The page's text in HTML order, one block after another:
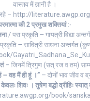
वास्तव में ज्ञानी है ।
रहे – http://
की 2 प्रमुख शक्तियां:-
/ परा प्रकृति – गायत्री विद्या
– सावित्री साधना अन्तर्गत
– जिनमें त्रिगुण (सत् रज व तम)
– वह मैं ही हूं ।” – दोनों भाव जीव व
केवलः शिवः । तुषेण बद्धो व्रीहिः
book/